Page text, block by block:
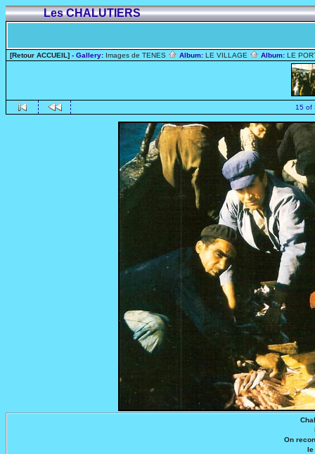
Les CHALUTIERS
[Retour ACCUEIL] - Gallery: Images de TENES Album: LE VILLAGE Album: LE
15 of
On
le